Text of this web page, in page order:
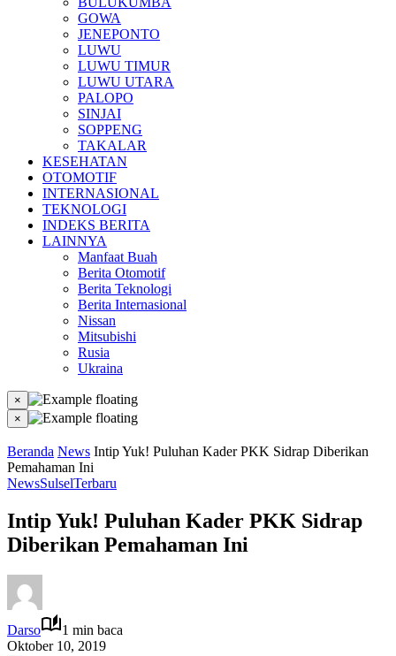
GOWA
JENEPONTO
LUWU
LUWU TIMUR
LUWU UTARA
PALOPO
SINJAI
SOPPENG
TAKALAR
KESEHATAN
OTOMOTIF
INTERNASIONAL
TEKNOLOGI
INDEKS BERITA
LAINNYA
Manfaat Buah
Berita Otomotif
Berita Teknologi
Berita Internasional
Nissan
Mitsubishi
Rusia
Ukraina
×
×
Beranda News Intip Yuk! Puluhan Kader PKK Sidrap Diberikan
Pemahaman Ini
NewsSulselTerbaru
Intip Yuk! Puluhan Kader PKK Sidrap
Diberikan Pemahaman Ini
Darso
1 min baca
Oktober 10, 2019